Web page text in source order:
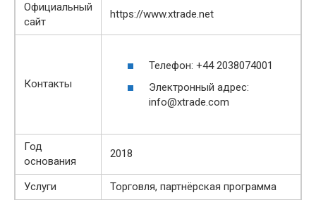
Официальный
сайт
https://www.xtrade.net
Контакты
Телефон: +44 2038074001
Электронный адрес:
info@xtrade.com
Год
основания
2018
Услуги
Торговля, партнёрская программа